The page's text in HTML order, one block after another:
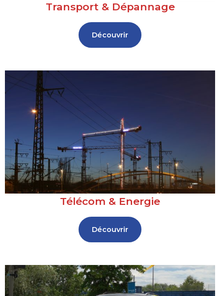
Transport & Dépannage
Découvrir
Télécom & Energie
Découvrir